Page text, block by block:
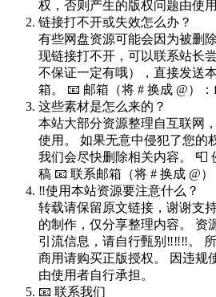
权，否则产生的版权问题由使
链接打不开或失效怎么办？
有些网盘资源可能会因为被删
现链接打不开，可以联系站长
不保证一定有哦），直接发送
箱。 📧 邮箱（将 # 换成 @）：
这些素材是怎么来的？
本站大部分资源整理自互联网
使用。 如果无意中侵犯了您的
我们会尽快删除相关内容。 📮
稿 📧 联系邮箱（将 # 换成 @）
‼️使用本站资源要注意什么？
转载请保留原文链接，谢谢支
的制作，仅分享整理内容。 资
引流信息，请自行甄别‼️‼️‼️。
商用请购买正版授权。 因违规
由使用者自行承担。
📧 联系我们